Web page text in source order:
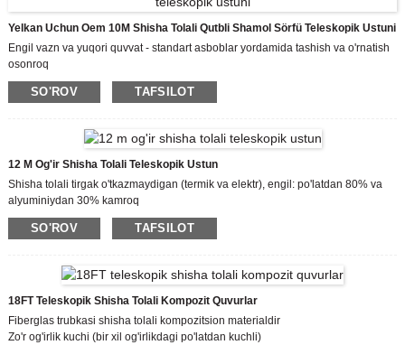
boshqa qismlar ham mavjud, masalan, 5/8-11 o'rnatish iplari va boshqalar.
Yelkan Uchun Oem 10M Shisha Tolali Qutbli Shamol Sörfü Teleskopik Ustuni
Engil vazn va yuqori quvvat - standart asboblar yordamida tashish va o'rnatish
osonroq
Ta'sirga chidamlilik - Shisha tolali mat sirt shikastlanishining oldini olish uchun
yukni taqsimlaydi
Odatda, biz faqat uglerod tolasi qutbini etkazib beramiz. Agar kerak bo'lsa,
boshqa qismlar ham mavjud, masalan, 5/8-11 o'rnatish iplari va boshqalar.
SO'ROV TAFSILOT
12 M Og'ir Shisha Tolali Teleskopik Ustun
Shisha tolali tirgak o'tkazmaydigan (termik va elektr), engil: po'latdan 80% va
alyuminiydan 30% kamroq
Rang, o'lcham va kontur mijozning maxsus talablariga muvofiq sozlanishi
mumkinSO'ROV TAFSILOT
18FT Teleskopik Shisha Tolali Kompozit Quvurlar
Fiberglas trubkasi shisha tolali kompozitsion materialdir
Zo'r og'irlik kuchi (bir xil og'irlikdagi po'latdan kuchli)